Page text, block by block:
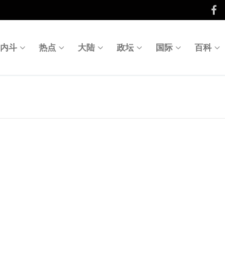
内斗 热点 大陆 政坛 国际 百科